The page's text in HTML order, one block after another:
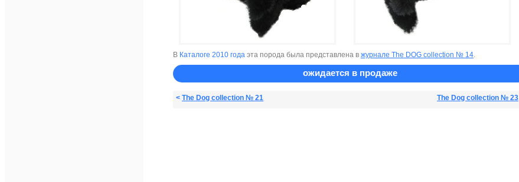
В Каталоге 2010 года эта порода была представлена в журнале The DOG collection № 14.
ожидается в продаже
< The Dog collection № 21 The Dog collection № 23